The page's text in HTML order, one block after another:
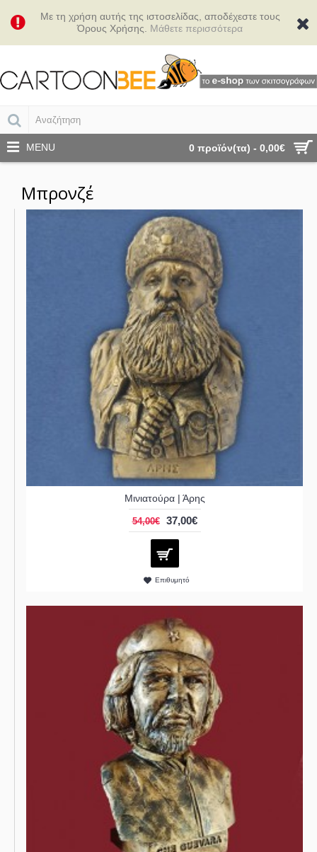
Με τη χρήση αυτής της ιστοσελίδας, αποδέχεστε τους
Όρους Χρήσης. Μάθετε περισσότερα
0 προϊόν(τα) - 0,00€
MENU
Μπρονζέ
Μινιατούρα | Άρης
54,00€ 37,00€
Επιθυμητό